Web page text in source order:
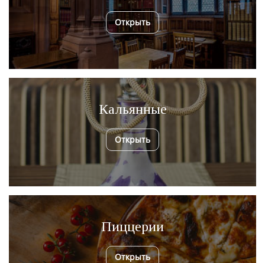
Открыть
Кальянные
Открыть
Пиццерии
Открыть